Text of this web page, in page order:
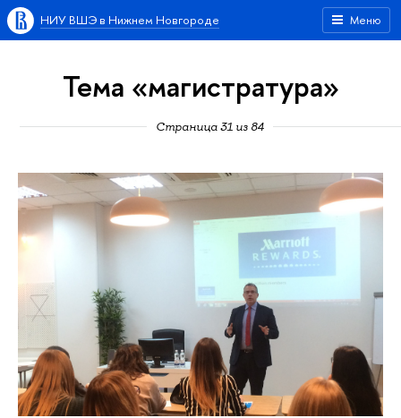
Меню
НИУ ВШЭ в Нижнем Новгороде
Тема «магистратура»
Страница 31 из 84